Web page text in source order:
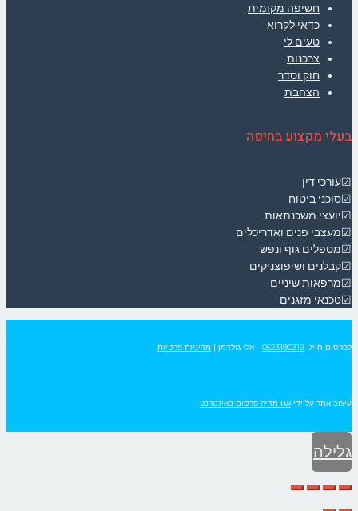
חשיפה מקומית
כדאי לקרוא
טעים לי
צרכנות
חוק וסדר
הצהבת
בעלי מקצוע בחיפה
☑עורכי דין
☑סוכני ביטוח
☑יועצי משכנתאות
☑מעצבי פנים ואדריכלים
☑מטפלים גוף ונפש
☑קבלנים ושיפוצניקים
☑מרפאות שיניים
☑טכנאי מזגנים
לפרסום חייגו 0523190319 - אלי גולדמן | מדיניות פרטיות
עיצוב אתר על ידי אגו מדיה פרסום באינטרנט
גלילה
לראש